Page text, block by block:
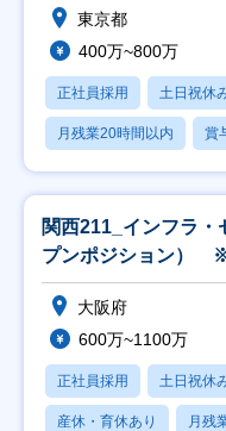
東京都
400万~800万
正社員採用 土日祝休
月残業20時間以内 賞
関西211_インフラ
プンポジション）
以上
大阪府
600万~1100万
正社員採用 土日祝休
産休・育休あり 月残